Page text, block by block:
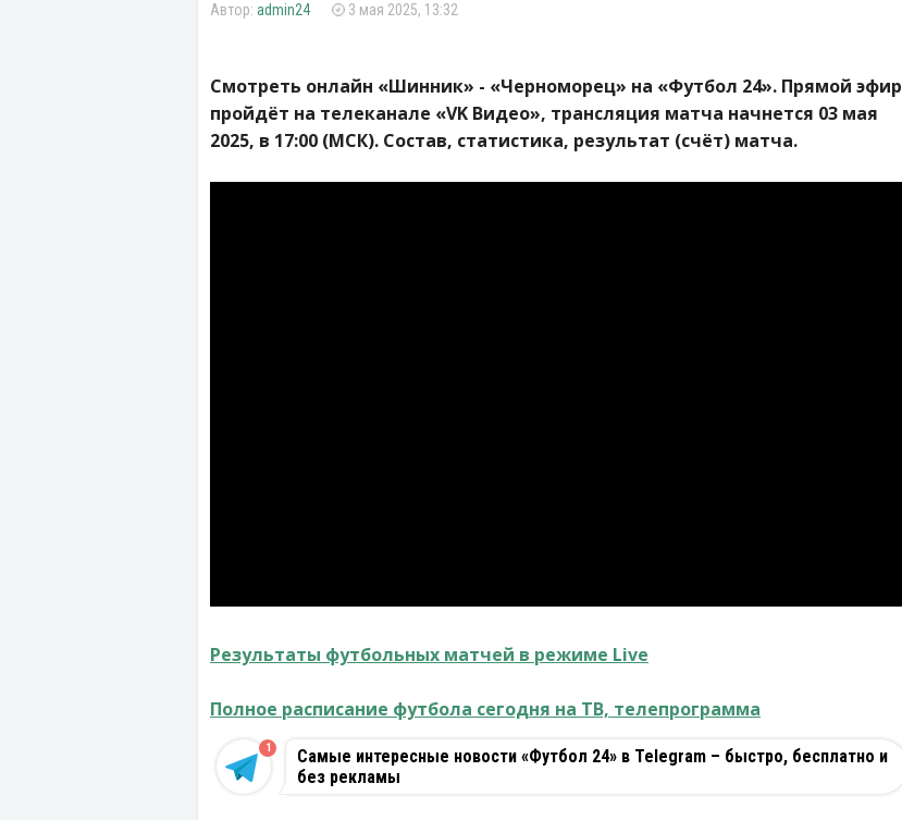
admin24 3 мая 2025, 13:32
Смотреть онлайн «Шинник» - «Черноморец» на «Футбол 24». Прямой эфир
пройдёт на телеканале «VK Видео», трансляция матча начнется 03 мая
2025, в 17:00 (МСК). Состав, статистика, результат (счёт) матча.
Результаты футбольных матчей в режиме Live
Полное расписание футбола сегодня на ТВ, телепрограмма
Самые интересные новости «Футбол 24» в Telegram – быстро, бесплатно и
без рекламы
1